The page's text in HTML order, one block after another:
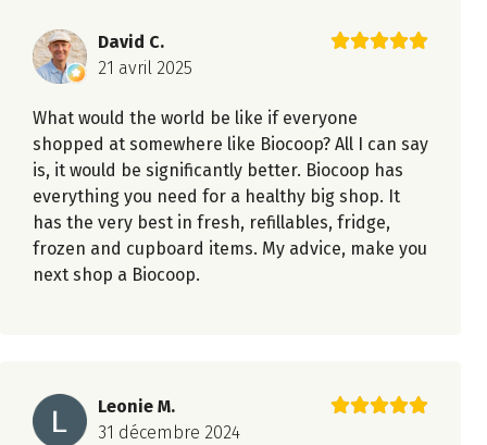
David C.
21 avril 2025
What would the world be like if everyone
shopped at somewhere like Biocoop? All I can say
is, it would be significantly better. Biocoop has
everything you need for a healthy big shop. It
has the very best in fresh, refillables, fridge,
frozen and cupboard items. My advice, make you
next shop a Biocoop.
Leonie M.
31 décembre 2024